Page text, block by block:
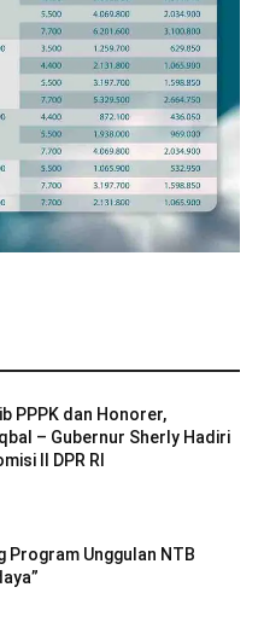
PPPK dan Honorer,
– Gubernur Sherly Hadiri
II DPR RI
Program Unggulan NTB